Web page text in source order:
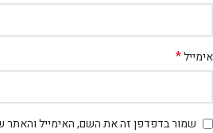
אימייל*
שמור בדפדפן זה את השם, האימייל והאתר